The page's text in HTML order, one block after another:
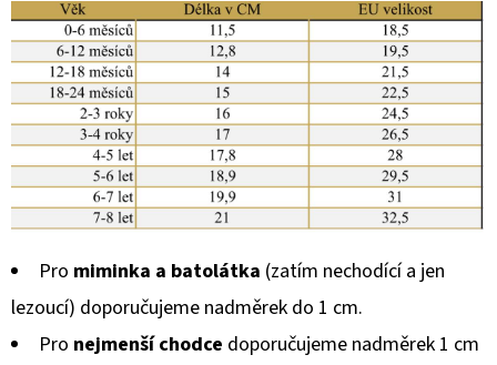
Pro miminka a batolátka (zatím nechodící a jen
lezoucí) doporučujeme nadměrek do 1 cm.
Pro nejmenší chodce doporučujeme nadměrek 1 cm